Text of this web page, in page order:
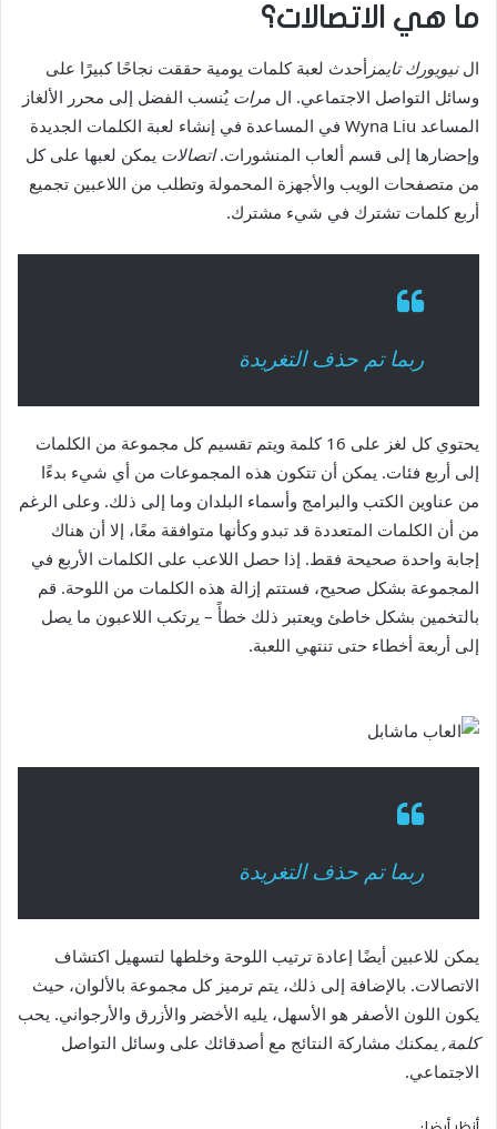
ما هي الاتصالات؟
النيويورك تايمز أحدث لعبة كلمات يومية حققت نجاحًا كبيرًا على
وسائل التواصل الاجتماعي. ال مرات يُنسب الفضل إلى محرر الألغاز
المساعد Wyna Liu في المساعدة في إنشاء لعبة الكلمات الجديدة
وإحضارها إلى قسم ألعاب المنشورات.اتصالات يمكن لعبها على كل
من متصفحات الويب والأجهزة المحمولة وتطلب من اللاعبين تجميع
أربع كلمات تشترك في شيء مشترك.
ربما تم حذف التغريدة
يحتوي كل لغز على 16 كلمة ويتم تقسيم كل مجموعة من الكلمات
إلى أربع فئات. يمكن أن تتكون هذه المجموعات من أي شيء بدءًا
من عناوين الكتب والبرامج وأسماء البلدان وما إلى ذلك. وعلى الرغم
من أن الكلمات المتعددة قد تبدو وكأنها متوافقة معًا، إلا أن هناك
إجابة واحدة صحيحة فقط. إذا حصل اللاعب على الكلمات الأربع في
المجموعة بشكل صحيح، فستتم إزالة هذه الكلمات من اللوحة. قم
بالتخمين بشكل خاطئ ويعتبر ذلك خطأً – يرتكب اللاعبون ما يصل
إلى أربعة أخطاء حتى تنتهي اللعبة.
ربما تم حذف التغريدة
يمكن للاعبين أيضًا إعادة ترتيب اللوحة وخلطها لتسهيل اكتشاف
الاتصالات. بالإضافة إلى ذلك، يتم ترميز كل مجموعة بالألوان، حيث
يكون اللون الأصفر هو الأسهل، يليه الأخضر والأزرق والأرجواني. يحب
كلمة, يمكنك مشاركة النتائج مع أصدقائك على وسائل التواصل
الاجتماعي.